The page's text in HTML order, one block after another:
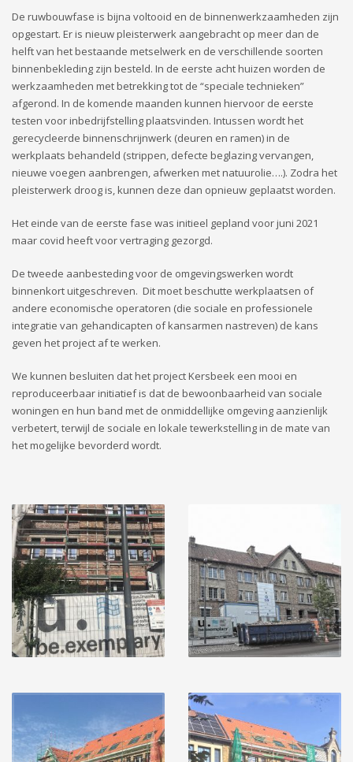
De ruwbouwfase is bijna voltooid en de binnenwerkzaamheden zijn
opgestart. Er is nieuw pleisterwerk aangebracht op meer dan de
helft van het bestaande metselwerk en de verschillende soorten
binnenbekleding zijn besteld. In de eerste acht huizen worden de
werkzaamheden met betrekking tot de “speciale technieken”
afgerond. In de komende maanden kunnen hiervoor de eerste
testen voor inbedrijfstelling plaatsvinden. Intussen wordt het
gerecycleerde binnenschrijnwerk (deuren en ramen) in de
werkplaats behandeld (strippen, defecte beglazing vervangen,
nieuwe voegen aanbrengen, afwerken met natuurolie….). Zodra het
pleisterwerk droog is, kunnen deze dan opnieuw geplaatst worden.
Het einde van de eerste fase was initieel gepland voor juni 2021
maar covid heeft voor vertraging gezorgd.
De tweede aanbesteding voor de omgevingswerken wordt
binnenkort uitgeschreven. Dit moet beschutte werkplaatsen of
andere economische operatoren (die sociale en professionele
integratie van gehandicapten of kansarmen nastreven) de kans
geven het project af te werken.
We kunnen besluiten dat het project Kersbeek een mooi en
reproduceerbaar initiatief is dat de bewoonbaarheid van sociale
woningen en hun band met de onmiddellijke omgeving aanzienlijk
verbetert, terwijl de sociale en lokale tewerkstelling in de mate van
het mogelijke bevorderd wordt.